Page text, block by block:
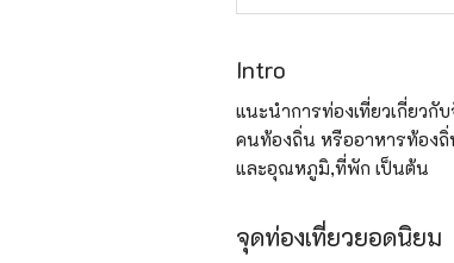
Intro
แนะนำการท่องเที่ยวเกี่ยวกั
คนท้องถิ่น หรืออาหารท้อง
และอุณหภูมิ,ที่พัก เป็นต้น
จุดท่องเที่ยวยอดนิยม